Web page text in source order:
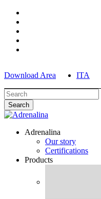
Skip
main
content
Download Area ITA
Search
Close
search
Menu
Adrenalina
Our story
Certifications
Products